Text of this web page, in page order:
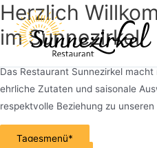
Zum
Inhalt
springen
Herzlich
imSunnezirkel
Das Restaurant Sunnezirkel
ehrliche Zutaten und saisonale
respektvolle Beziehung zu
Tagesmenü*